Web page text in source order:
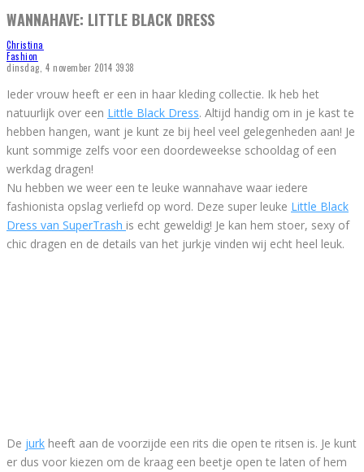
WANNAHAVE: LITTLE BLACK DRESS
Christina
Fashion
dinsdag, 4 november 2014 3938
Ieder vrouw heeft er een in haar kleding collectie. Ik heb het
natuurlijk over een Little Black Dress. Altijd handig om in je kast te
hebben hangen, want je kunt ze bij heel veel gelegenheden aan! Je
kunt sommige zelfs voor een doordeweekse schooldag of een
werkdag dragen!
Nu hebben we weer een te leuke wannahave waar iedere
fashionista opslag verliefd op word. Deze super leuke Little Black
Dress van SuperTrash is echt geweldig! Je kan hem stoer, sexy of
chic dragen en de details van het jurkje vinden wij echt heel leuk.
De jurk heeft aan de voorzijde een rits die open te ritsen is. Je kunt
er dus voor kiezen om de kraag een beetje open te laten of hem